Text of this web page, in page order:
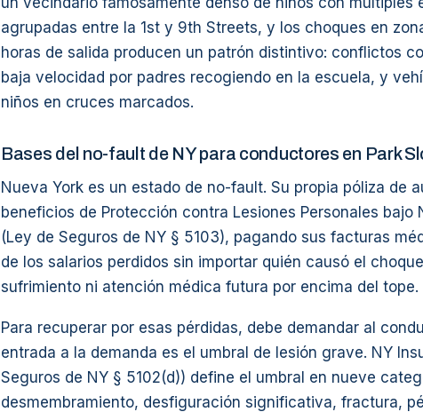
agrupadas entre la 1st y 9th Streets, y los choques en
horas de salida producen un patrón distintivo: conflictos
baja velocidad por padres recogiendo en la escuela, y
niños en cruces marcados.
Bases del no-fault de NY para conductores en Park
Nueva York es un estado de no-fault. Su propia póliza de
beneficios de Protección contra Lesiones Personales bajo
(Ley de Seguros de NY § 5103), pagando sus facturas
de los salarios perdidos sin importar quién causó el
sufrimiento ni atención médica futura por encima del tope.
Para recuperar por esas pérdidas, debe demandar al
entrada a la demanda es el umbral de lesión grave. NY
Seguros de NY § 5102(d)) define el umbral en nueve
desmembramiento, desfiguración significativa, fractura,